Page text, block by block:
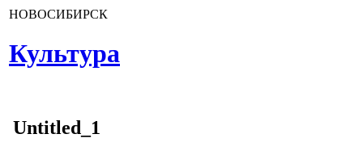
НОВОСИБИРСК
Культура
Untitled_1